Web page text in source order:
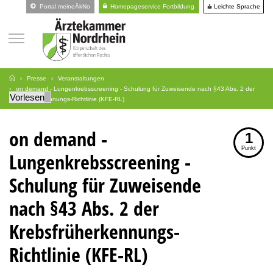
Portal meineÄkNo Homepageservice Fortbildung Leichte Sprache
Presse
Veranstaltungen
on demand - Lungenkrebsscreening - Schulung für Zuweisende nach §43 Abs. 2 der
Krebsfrüherkennungs-Richtlinie (KFE-RL)
Vorlesen
on demand -
Lungenkrebsscreening -
Schulung für Zuweisende
nach §43 Abs. 2 der
Krebsfrüherkennungs-
Richtlinie (KFE-RL)
1
Punkt